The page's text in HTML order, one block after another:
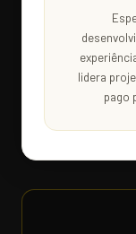
lidera
pago